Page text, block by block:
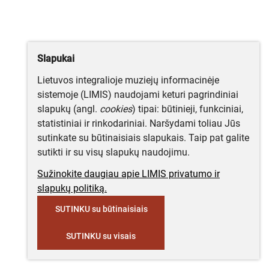
Slapukai
Lietuvos integralioje muziejų informacinėje
sistemoje (LIMIS) naudojami keturi pagrindiniai
slapukų (angl. cookies) tipai: būtinieji, funkciniai,
statistiniai ir rinkodariniai. Naršydami toliau Jūs
sutinkate su būtinaisiais slapukais. Taip pat galite
sutikti ir su visų slapukų naudojimu.
Sužinokite daugiau apie LIMIS privatumo ir
slapukų politiką.
SUTINKU su būtinaisiais
SUTINKU su visais